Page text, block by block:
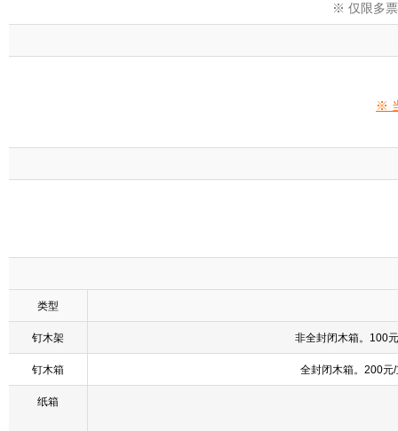
※ 仅限多
※
类型
钉木架 非全封闭木箱。100
钉木箱 全封闭木箱。200元
纸箱